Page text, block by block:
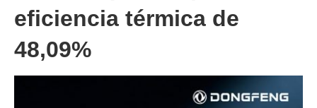
eficiencia térmica de
48,09%